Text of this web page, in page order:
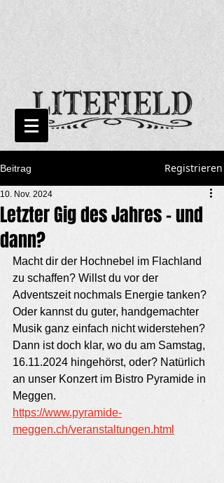
Beitrag Registrieren
Letzter Gig des Jahres - und
dann?
10. Nov. 2024
Macht dir der Hochnebel im Flachland
zu schaffen? Willst du vor der
Adventszeit nochmals Energie tanken?
Oder kannst du guter, handgemachter
Musik ganz einfach nicht widerstehen?
Dann ist doch klar, wo du am Samstag,
16.11.2024 hingehörst, oder? Natürlich
an unser Konzert im Bistro Pyramide in
Meggen.
https://www.pyramide-
meggen.ch/veranstaltungen.html